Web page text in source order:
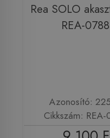
Rea SOLO
REA-
Azonosító:
Cikkszám: REA-